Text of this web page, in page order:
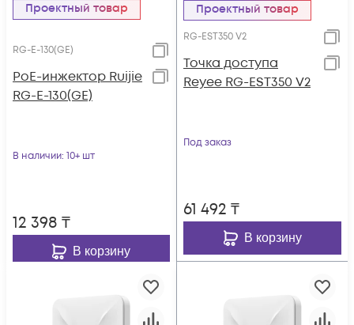
Проектный товар
RG-E-130(GE)
PoE-инжектор Ruijie
RG-E-130(GE)
В наличии: 10+ шт
12 398 ₸
В корзину
Проектный товар
RG-EST350 V2
Точка доступа
Reyee RG-EST350 V2
Под заказ
61 492 ₸
В корзину